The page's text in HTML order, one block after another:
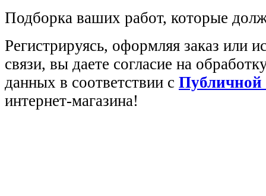
Подборка ваших работ, которые
Регистрируясь, оформляя заказ или
связи, вы даете согласие на
данных в соответствии с Публичной
интернет-магазина!